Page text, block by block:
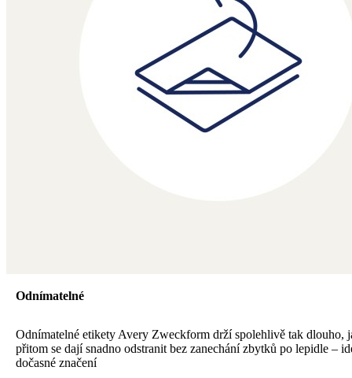
Odnímatelné
Odnímatelné etikety Avery Zweckform drží spolehlivě tak dlouho,
přitom se dají snadno odstranit bez zanechání zbytků po lepidle –
dočasné značení